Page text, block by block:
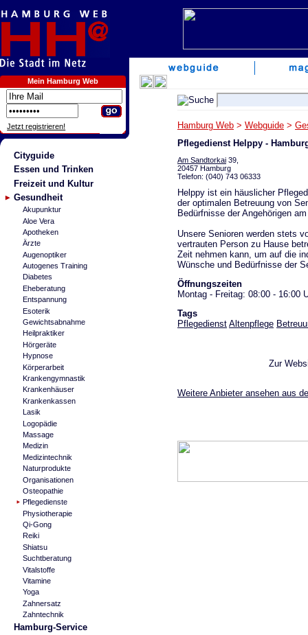
Mein Hamburg Web
Jetzt registrieren!
Cityguide
Essen und Trinken
Freizeit und Kultur
Gesundheit
Akupunktur
Aloe Vera
Apotheken
Ärzte
Augenoptiker
Autogenes Training
Diabetes
Eheberatung
Entspannung
Esoterik
Gewichtsabnahme
Heilpraktiker
Hörgeräte
Hypnose
Körperarbeit
Krankengymnastik
Krankenhäuser
Krankenkassen
Lasik
Logopädie
Massage
Medizin
Medizintechnik
Naturprodukte
Organisationen
Osteopathie
Pflegedienste
Physiotherapie
Qi-Gong
Reiki
Shiatsu
Suchtberatung
Vitalstoffe
Vitamine
Yoga
Zahnersatz
Zahntechnik
Hamburg-Service
Hamburg Web > Webguide >
Pflegedienst Helppy -
Am Sandtorkai 39,
20457 Hamburg
Telefon: (040) 743 06333
Helppy ist ein häuslicher
der optimalen Betreuung von
Bedürfnisse der Angehörigen
Unsere Senioren werden stets
vertrauten Person zu Hause
Zeit nehmen kann, um auf die
Wünsche und Bedürfnisse der
Öffnungszeiten
Montag - Freitag: 08:00 - 16:00
Tags
Pflegedienst Altenpflege
Zur
Weitere Anbieter ansehen aus